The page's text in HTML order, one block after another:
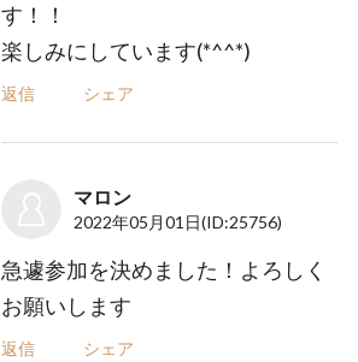
す！！
楽しみにしています(*^^*)
返信 シェア
マロン
2022年05月01日(ID:25756)
急遽参加を決めました！よろしく
お願いします
返信 シェア